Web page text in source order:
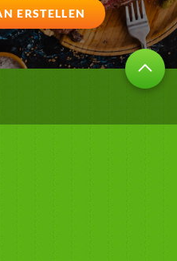
ERSTELLEN